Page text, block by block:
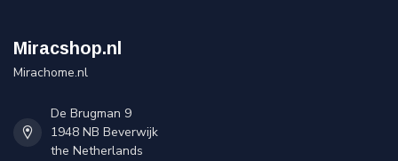
Miracshop.nl
Mirachome.nl
De Brugman 9
1948 NB Beverwijk
the Netherlands